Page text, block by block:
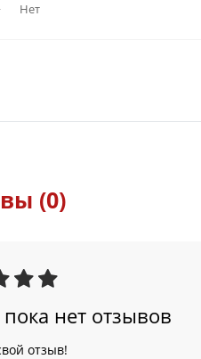
Нет
(0)
нет отзывов
отзыв!